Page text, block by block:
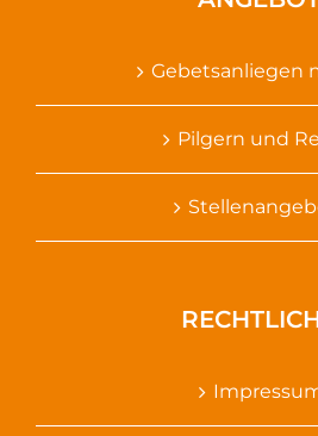
Gebetsanliegen
Pilgern und